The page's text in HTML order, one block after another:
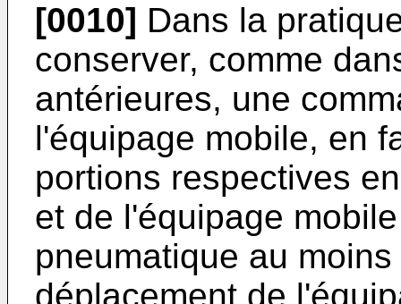
[0010] Dans la
conserver, comme
antérieures, une
l'équipage mobile, en
portions respectives
et de l'équipage
pneumatique au
déplacement de